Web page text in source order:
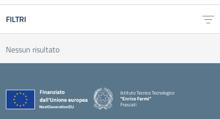
FILTRI
Nessun risultato
Istituto Tecnico Tecnologico
"Enrico Fermi"
Frascati